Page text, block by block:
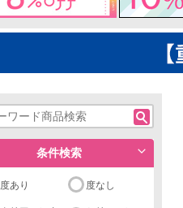
条件検索
度あり 度なし